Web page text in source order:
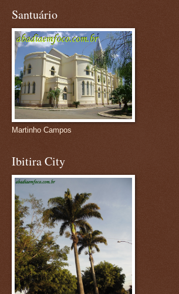
Santuário
Martinho Campos
Ibitira City